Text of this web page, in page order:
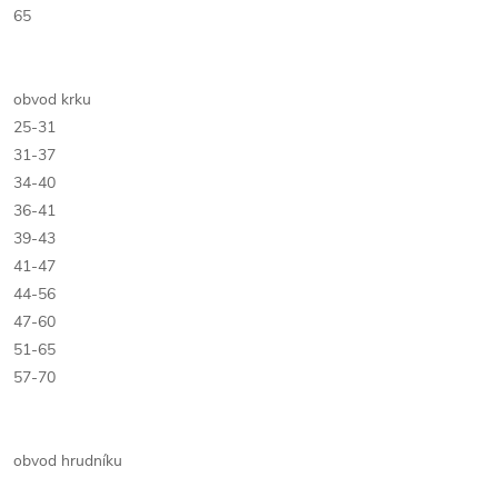
65
obvod krku
25-31
31-37
34-40
36-41
39-43
41-47
44-56
47-60
51-65
57-70
obvod hrudníku